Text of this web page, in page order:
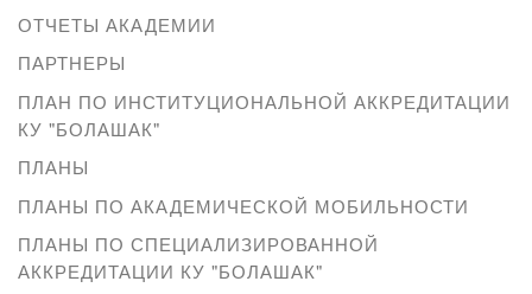
ОТЧЕТЫ АКАДЕМИИ
ПАРТНЕРЫ
ПЛАН ПО ИНСТИТУЦИОНАЛЬНОЙ АККРЕДИТАЦИИ
КУ "БОЛАШАК"
ПЛАНЫ
ПЛАНЫ ПО АКАДЕМИЧЕСКОЙ МОБИЛЬНОСТИ
ПЛАНЫ ПО СПЕЦИАЛИЗИРОВАННОЙ
АККРЕДИТАЦИИ КУ "БОЛАШАК"